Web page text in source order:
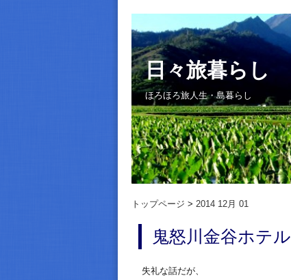
日々旅暮らし
ほろほろ旅人生・島暮らし
トップページ 2014 12月 01
鬼怒川金谷ホテル
失礼な話だが、